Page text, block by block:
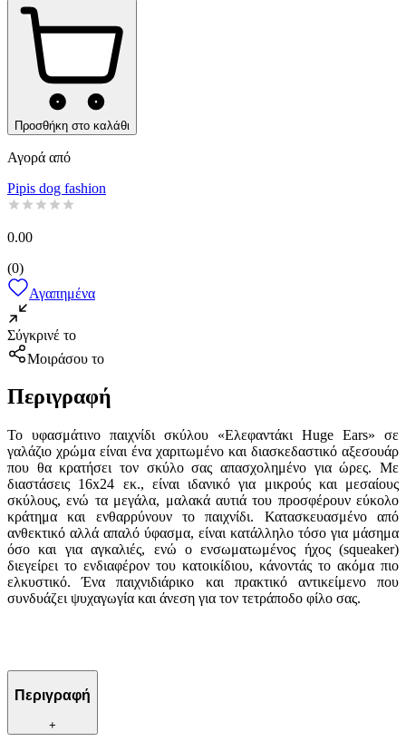
Προσθήκη στο καλάθι
Αγορά από
Pipis dog fashion
0.00
(0)
Αγαπημένα
Σύγκρινέ το
Μοιράσου το
Περιγραφή
Το υφασμάτινο παιχνίδι σκύλου «Ελεφαντάκι Huge Ears» σε
γαλάζιο χρώμα είναι ένα χαριτωμένο και διασκεδαστικό αξεσουάρ
που θα κρατήσει τον σκύλο σας απασχολημένο για ώρες. Με
διαστάσεις 16x24 εκ., είναι ιδανικό για μικρούς και μεσαίους
σκύλους, ενώ τα μεγάλα, μαλακά αυτιά του προσφέρουν εύκολο
κράτημα και ενθαρρύνουν το παιχνίδι. Κατασκευασμένο από
ανθεκτικό αλλά απαλό ύφασμα, είναι κατάλληλο τόσο για μάσημα
όσο και για αγκαλιές, ενώ ο ενσωματωμένος ήχος (squeaker)
διεγείρει το ενδιαφέρον του κατοικίδιου, κάνοντάς το ακόμα πιο
ελκυστικό. Ένα παιχνιδιάρικο και πρακτικό αντικείμενο που
συνδυάζει ψυχαγωγία και άνεση για τον τετράποδο φίλο σας.
Περιγραφή
+